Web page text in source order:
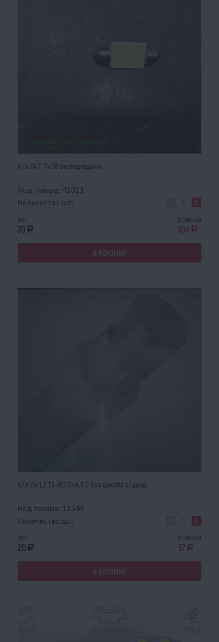
А/л 24 Т 11х36 светодиодная
Код товара: 41311
Количество шт:
опт
70 a
розница
104 a
В КОРЗИНУ
А/л 24-1,2 Т5-W2,0х4,6 D без цоколя с/диод
Код товара: 12549
Количество шт:
опт
20 a
розница
37a
В КОРЗИНУ